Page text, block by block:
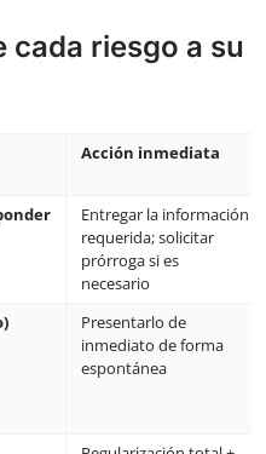
cada riesgo a su
Acción inmediata
Entregar la información
requerida; solicitar
prórroga si es
necesario
Presentarlo de
inmediato de forma
espontánea